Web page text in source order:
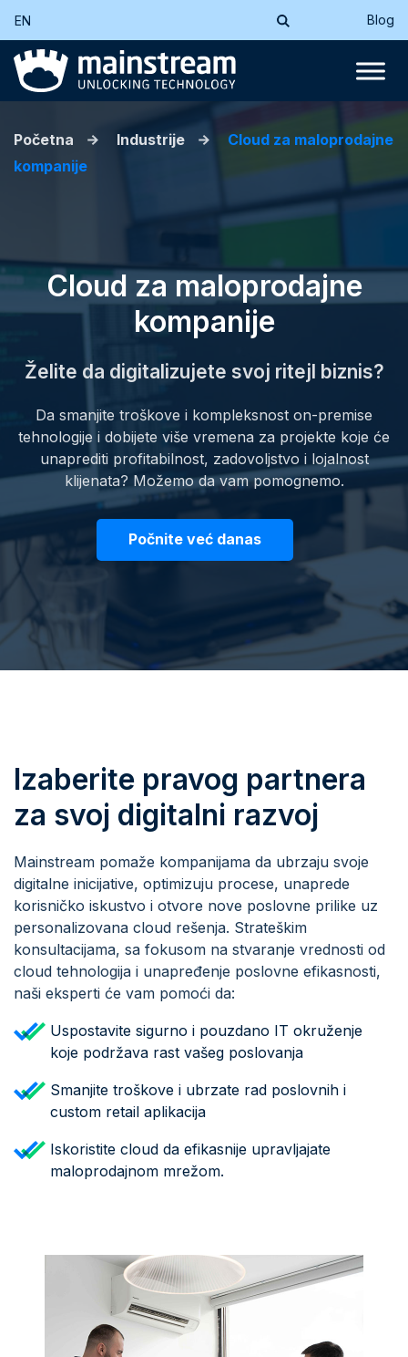
EN Blog
Početna Industrije
Cloud za maloprodajne
kompanije
Cloud za maloprodajne
kompanije
Želite da digitalizujete svoj ritejl biznis?
Da smanjite troškove i kompleksnost on-premise
tehnologije i dobijete više vremena za projekte koje će
unaprediti profitabilnost, zadovoljstvo i lojalnost
klijenata? Možemo da vam pomognemo.
Počnite već danas
Izaberite pravog partnera
za svoj digitalni razvoj
Mainstream pomaže kompanijama da ubrzaju svoje
digitalne inicijative, optimizuju procese, unaprede
korisničko iskustvo i otvore nove poslovne prilike uz
personalizovana cloud rešenja. Strateškim
konsultacijama, sa fokusom na stvaranje vrednosti od
cloud tehnologija i unapređenje poslovne efikasnosti,
naši eksperti će vam pomoći da:
Uspostavite sigurno i pouzdano IT okruženje
koje podržava rast vašeg poslovanja
Smanjite troškove i ubrzate rad poslovnih i
custom retail aplikacija
Iskoristite cloud da efikasnije upravljajate
maloprodajnom mrežom.